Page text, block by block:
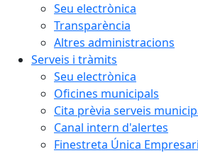
Seu electrònica
Transparència
Altres administracions
Serveis i tràmits
Seu electrònica
Oficines municipals
Cita prèvia serveis
Canal intern d'alertes
Finestreta Única